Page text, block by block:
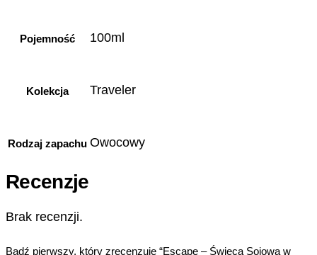
Pojemność 100ml
Kolekcja Traveler
Rodzaj zapachu Owocowy
Recenzje
Brak recenzji.
Bądź pierwszy, który zrecenzuje “Escape – Świeca Sojowa w